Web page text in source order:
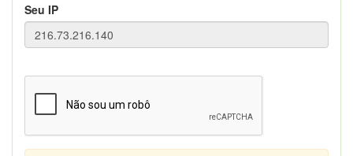
Seu IP